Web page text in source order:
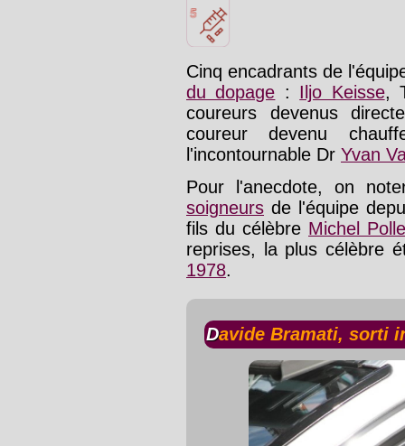
Cinq encadrants de
du dopage : Iljo Keisse,
coureurs devenus
coureur devenu
l'incontournable Dr Yvan
Pour l'anecdote, on
soigneurs de l'équipe
fils du célèbre Michel
reprises, la plus célèbre
1978.
Davide Bramati, sorti